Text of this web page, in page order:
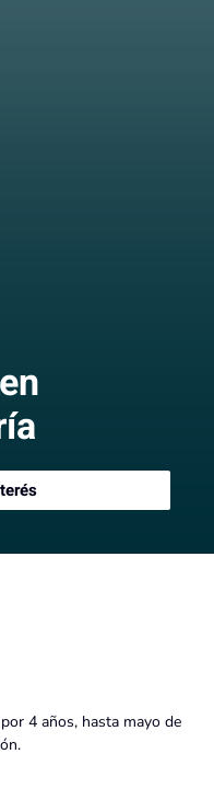
4 años, hasta mayo de